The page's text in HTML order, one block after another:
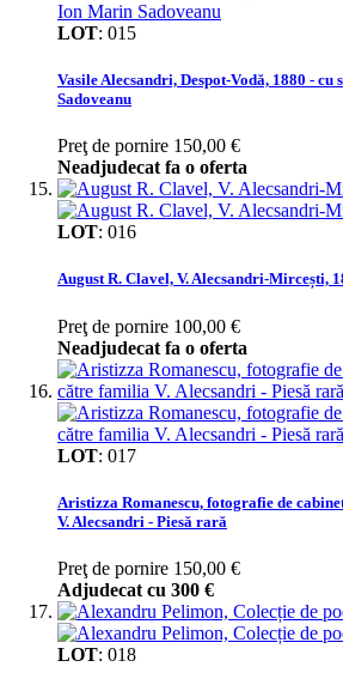
LOT: 015
Vasile Alecsandri, Despot-Vodă, 1880 -
Sadoveanu
Preţ de pornire 150,00 €
Neadjudecat fa o oferta
LOT: 016
August R. Clavel, V. Alecsandri-Mircești,
Preţ de pornire 100,00 €
Neadjudecat fa o oferta
LOT: 017
Aristizza Romanescu, fotografie de
V. Alecsandri - Piesă rară
Preţ de pornire 150,00 €
Adjudecat cu 300 €
LOT: 018